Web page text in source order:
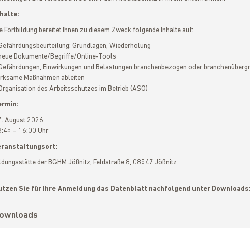
Fortbildung bereitet Ihnen zu diesem Zweck folgende Inhalte auf:
Grundlagen, Wiederholung
Dokumente/Begriffe/Online-Tools
Einwirkungen und Belastungen branchenbezogen oder
Maßnahmen ableiten
des Arbeitsschutzes im Betrieb (ASO)
August 2026
– 16:00 Uhr
der BGHM Jößnitz, Feldstraße 8, 08547 Jößnitz
Sie für Ihre Anmeldung das Datenblatt nachfolgend unter Downloads: